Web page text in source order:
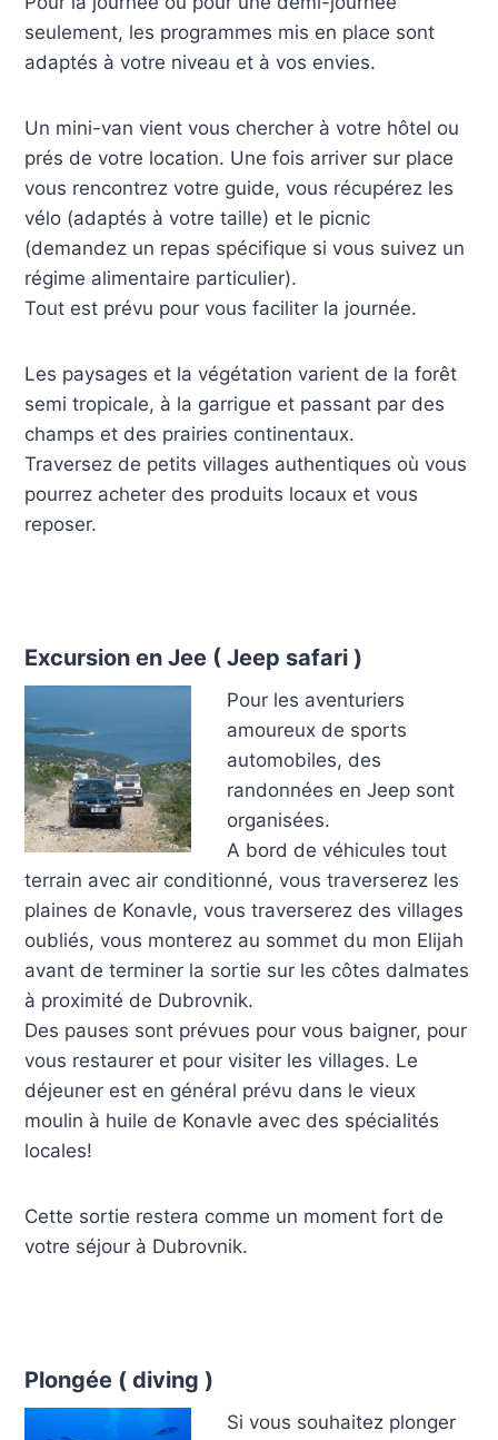
seulement, les programmes mis en place sont
adaptés à votre niveau et à vos envies.
Un mini-van vient vous chercher à votre hôtel ou
prés de votre location. Une fois arriver sur place
vous rencontrez votre guide, vous récupérez les
vélo (adaptés à votre taille) et le picnic
(demandez un repas spécifique si vous suivez un
régime alimentaire particulier).
Tout est prévu pour vous faciliter la journée.
Les paysages et la végétation varient de la forêt
semi tropicale, à la garrigue et passant par des
champs et des prairies continentaux.
Traversez de petits villages authentiques où vous
pourrez acheter des produits locaux et vous
reposer.
Excursion en Jee ( Jeep safari )
Pour les aventuriers
amoureux de sports
automobiles, des
randonnées en Jeep sont
organisées.
A bord de véhicules tout
terrain avec air conditionné, vous traverserez les
plaines de Konavle, vous traverserez des villages
oubliés, vous monterez au sommet du mon Elijah
avant de terminer la sortie sur les côtes dalmates
à proximité de Dubrovnik.
Des pauses sont prévues pour vous baigner, pour
vous restaurer et pour visiter les villages. Le
déjeuner est en général prévu dans le vieux
moulin à huile de Konavle avec des spécialités
locales!
Cette sortie restera comme un moment fort de
votre séjour à Dubrovnik.
Plongée ( diving )
Si vous souhaitez plonger